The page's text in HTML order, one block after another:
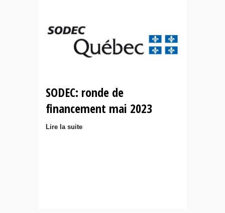
SODEC: ronde de
financement mai 2023
Lire la suite